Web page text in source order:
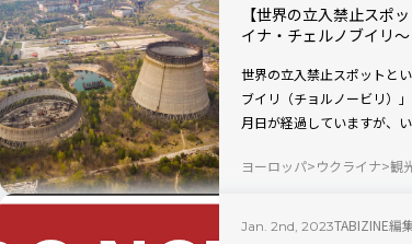
【世界の立入禁止スポ
イナ・チェルノブイリ〜
世界の立入禁止スポットと
ブイリ（チョルノービリ）
月日が経過していますが、
ヨーロッパ ウクライナ 観
Jan. 2nd, 2023TABIZINE編